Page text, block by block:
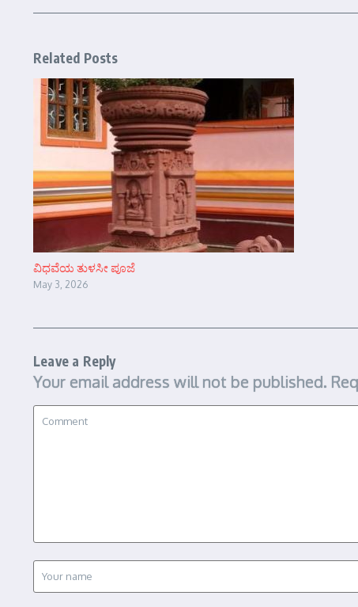
Related Posts
ವಿಧವೆಯ ತುಳಸೀ ಪೂಜೆ
May 3, 2026
Leave a Reply
Your email address will not be published.